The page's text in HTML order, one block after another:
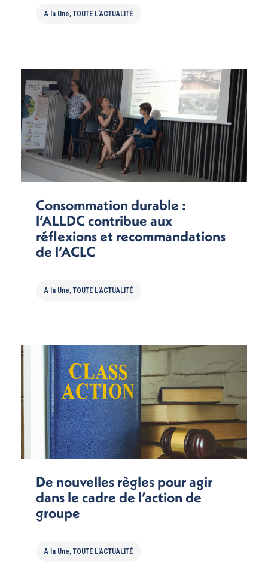
A la Une,TOUTE L'ACTUALITÉ
Consommation durable :
l’ALLDC contribue aux
réflexions et recommandations
de l’ACLC
A la Une,TOUTE L'ACTUALITÉ
De nouvelles règles pour agir
dans le cadre de l’action de
groupe
A la Une,TOUTE L'ACTUALITÉ